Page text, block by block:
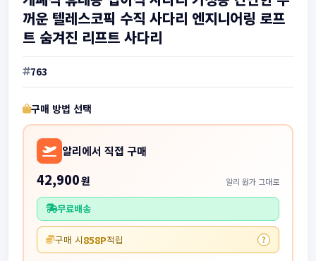
꺼운 텔레스코픽 수직 사다리 엔지니어링 로프
트 숨겨진 리프트 사다리
763
구매 방법 선택
알리에서 직접 구매
42,900원 알리 원가 그대로
무료배송
구매 시858P적립 ?